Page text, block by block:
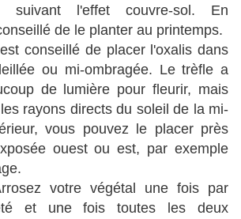
suivant l'effet couvre-sol. En
de le planter au printemps.
conseillé de placer l'oxalis dans
ou mi-ombragée. Le trèfle a
de lumière pour fleurir, mais
rayons directs du soleil de la mi-
vous pouvez le placer près
ouest ou est, par exemple
votre végétal une fois par
et une fois toutes les deux